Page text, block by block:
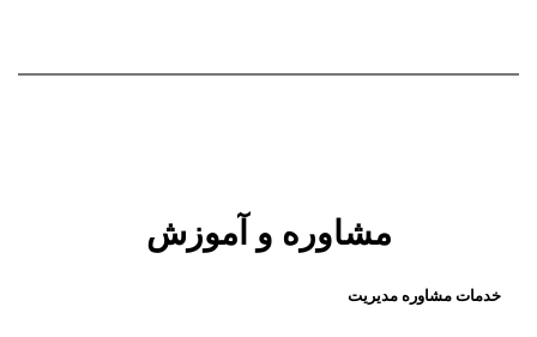
مشاوره و آموزش
خدمات مشاوره مدیریت